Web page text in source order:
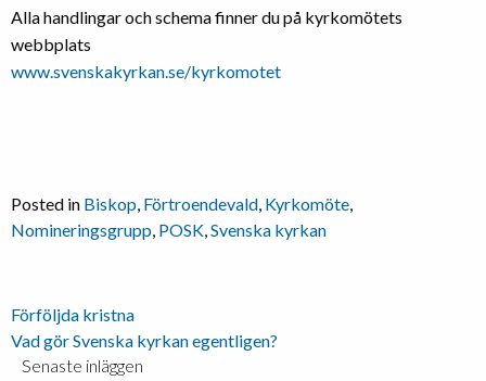
Alla handlingar och schema finner du på kyrkomötets
webbplats
www.svenskakyrkan.se/kyrkomotet
Posted in Biskop, Förtroendevald, Kyrkomöte,
Nomineringsgrupp, POSK,Svenska kyrkan
Inläggsnavigering
Förföljda kristna
Vad gör Svenska kyrkan egentligen?
Senaste inläggen